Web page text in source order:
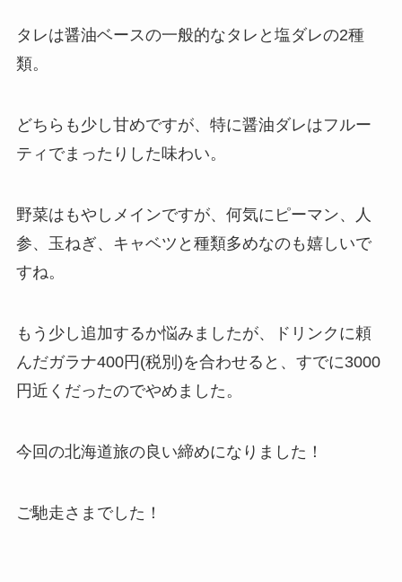
タレは醤油ベースの一般的なタレと塩ダレの2種
類。
どちらも少し甘めですが、特に醤油ダレはフルー
ティでまったりした味わい。
野菜はもやしメインですが、何気にピーマン、人
参、玉ねぎ、キャベツと種類多めなのも嬉しいで
すね。
もう少し追加するか悩みましたが、ドリンクに頼
んだガラナ400円(税別)を合わせると、すでに3000
円近くだったのでやめました。
今回の北海道旅の良い締めになりました！
ご馳走さまでした！